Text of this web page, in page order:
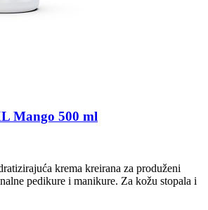
Mango 500 ml
krema kreirana za produženi
pedikure i manikure. Za kožu stopala i